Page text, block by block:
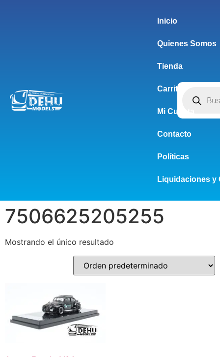
Inicio
Quienes Somos
Tienda
Carrito
Mi Cuenta
Contacto
Políticas
Liquidaciones y
7506625205255
Mostrando el único resultado